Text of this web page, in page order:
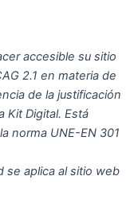
accesible su sitio
2.1 en materia de
de la justificación
Kit Digital. Está
norma UNE-EN 301
se aplica al sitio web